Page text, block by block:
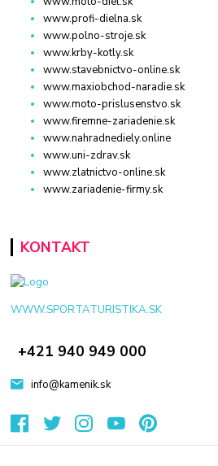
www.profi-dielna.sk
www.polno-stroje.sk
www.krby-kotly.sk
www.stavebnictvo-online.sk
www.maxiobchod-naradie.sk
www.moto-prislusenstvo.sk
www.firemne-zariadenie.sk
www.nahradnediely.online
www.uni-zdrav.sk
www.zlatnictvo-online.sk
www.zariadenie-firmy.sk
KONTAKT
WWW.SPORTATURISTIKA.SK
+421 940 949 000
info@kamenik.sk